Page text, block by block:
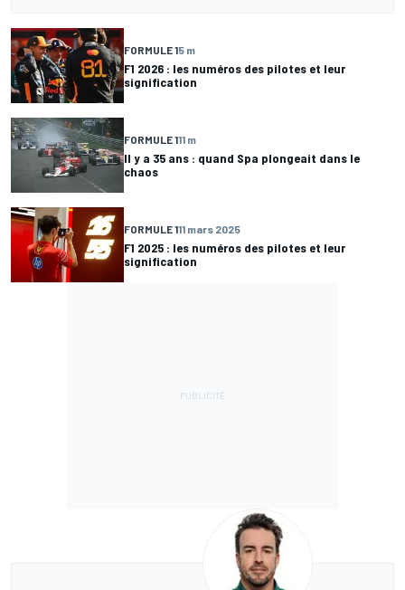
FORMULE 15 m
F1 2026 : les numéros des pilotes et leur
signification
FORMULE 111 m
Il y a 35 ans : quand Spa plongeait dans le
chaos
FORMULE 111 mars 2025
F1 2025 : les numéros des pilotes et leur
signification